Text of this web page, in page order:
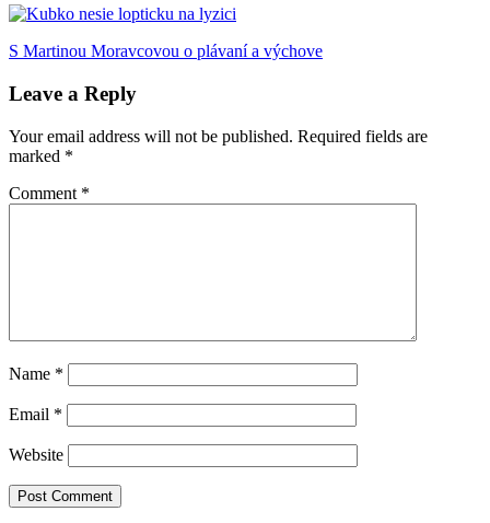
Post
navigation
Previous
S Martinou Moravcovou o plávaní a výchove
Leave a Reply
Your email address will not be published. Required fields are
marked *
Comment *
Name *
Email *
Website